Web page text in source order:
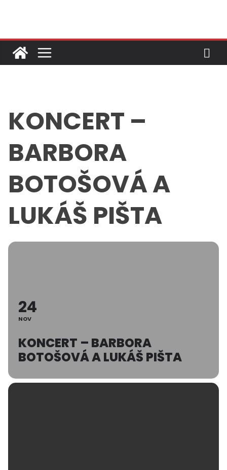
KONCERT –
BARBORA
BOTOŠOVÁ A
LUKÁŠ PIŠTA
24
NOV
KONCERT – BARBORA
BOTOŠOVÁ A LUKÁŠ PIŠTA